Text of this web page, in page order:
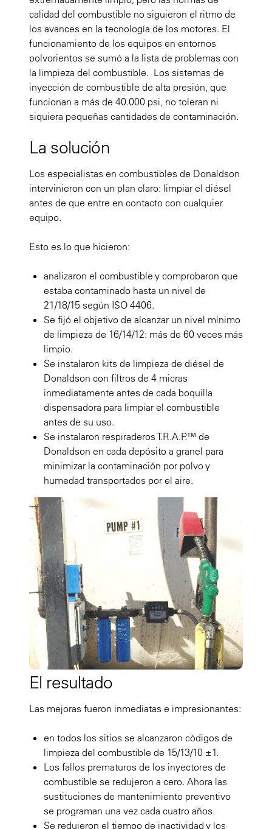
calidad del combustible no siguieron el ritmo de
los avances en la tecnología de los motores. El
funcionamiento de los equipos en entornos
polvorientos se sumó a la lista de problemas con
la limpieza del combustible. Los sistemas de
inyección de combustible de alta presión, que
funcionan a más de 40.000 psi, no toleran ni
siquiera pequeñas cantidades de contaminación.
La solución
Los especialistas en combustibles de Donaldson
intervinieron con un plan claro: limpiar el diésel
antes de que entre en contacto con cualquier
equipo.
Esto es lo que hicieron:
analizaron el combustible y comprobaron que
estaba contaminado hasta un nivel de
21/18/15 según ISO 4406.
Se fijó el objetivo de alcanzar un nivel mínimo
de limpieza de 16/14/12: más de 60 veces más
limpio.
Se instalaron kits de limpieza de diésel de
Donaldson con filtros de 4 micras
inmediatamente antes de cada boquilla
dispensadora para limpiar el combustible
antes de su uso.
Se instalaron respiraderos T.R.A.P.™ de
Donaldson en cada depósito a granel para
minimizar la contaminación por polvo y
humedad transportados por el aire.
El resultado
Las mejoras fueron inmediatas e impresionantes:
en todos los sitios se alcanzaron códigos de
limpieza del combustible de 15/13/10 ±1.
Los fallos prematuros de los inyectores de
combustible se redujeron a cero. Ahora las
sustituciones de mantenimiento preventivo
se programan una vez cada cuatro años.
Se redujeron el tiempo de inactividad y los